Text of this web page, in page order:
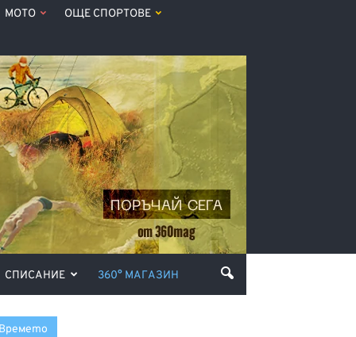
МОТО ОЩЕ СПОРТОВЕ
СПИСАНИЕ 360° МАГАЗИН